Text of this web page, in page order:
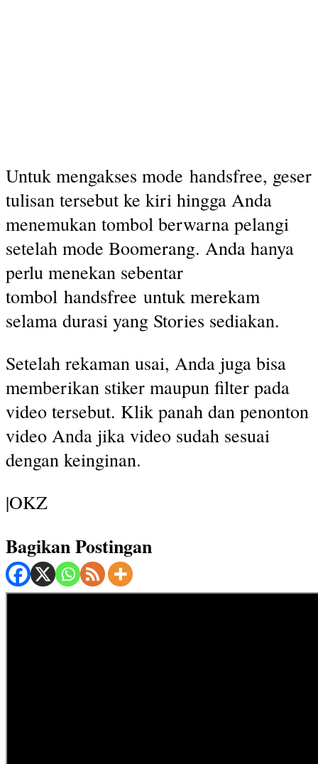
Untuk mengakses mode handsfree, geser
tulisan tersebut ke kiri hingga Anda
menemukan tombol berwarna pelangi
setelah mode Boomerang. Anda hanya
perlu menekan sebentar
tombol handsfree untuk merekam
selama durasi yang Stories sediakan.
Setelah rekaman usai, Anda juga bisa
memberikan stiker maupun filter pada
video tersebut. Klik panah dan penonton
video Anda jika video sudah sesuai
dengan keinginan.
|OKZ
Bagikan Postingan